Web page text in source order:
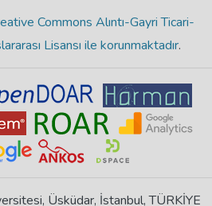
Commons Alıntı-Gayri Ticari-
Lisansı ile korunmaktadır.
Üsküdar, İstanbul, TÜRKİYE